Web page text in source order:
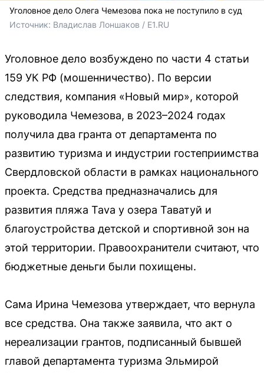
Уголовное дело Олега Чемезова пока не поступило в суд
Источник: Владислав Лоншаков / E1.RU
Уголовное дело возбуждено по части 4 статьи
159 УК РФ (мошенничество). По версии
следствия, компания «Новый мир», которой
руководила Чемезова, в 2023–2024 годах
получила два гранта от департамента по
развитию туризма и индустрии гостеприимства
Свердловской области в рамках национального
проекта. Средства предназначались для
развития пляжа Tava у озера Таватуй и
благоустройства детской и спортивной зон на
этой территории. Правоохранители считают, что
бюджетные деньги были похищены.
Сама Ирина Чемезова утверждает, что вернула
все средства. Она также заявила, что акт о
нереализации грантов, подписанный бывшей
главой департамента туризма Эльмирой